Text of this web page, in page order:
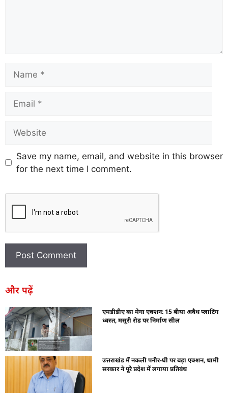
Save my name, email, and website in this browser
for the next time I comment.
और पढ़ें
एमडीडीए का मेगा एक्शन: 15 बीघा अवैध प्लाटिंग
ध्वस्त, मसूरी रोड पर निर्माण सील
उत्तराखंड में नकली पनीर-घी पर बड़ा एक्शन, धामी
सरकार ने पूरे प्रदेश में लगाया प्रतिबंध